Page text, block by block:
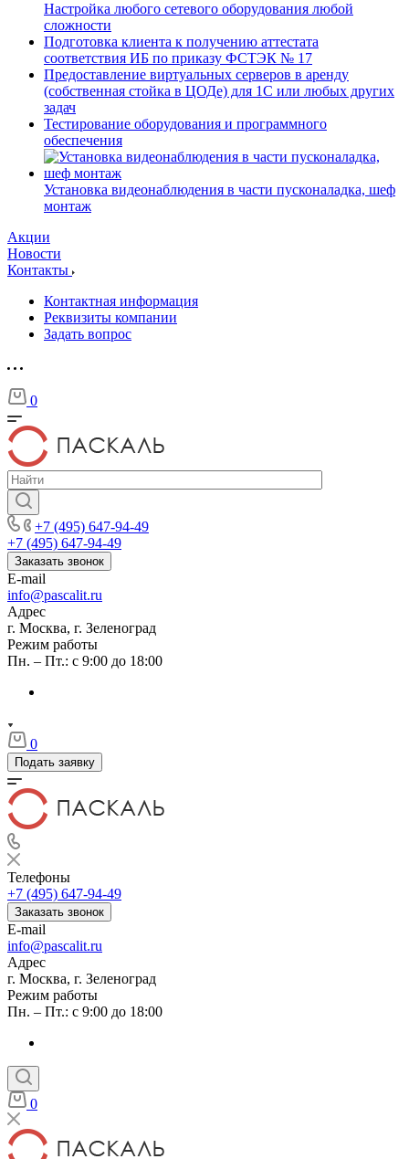
Настройка любого сетевого оборудования любой
сложности
Подготовка клиента к получению аттестата
соответствия ИБ по приказу ФСТЭК № 17
Предоставление виртуальных серверов в аренду
(собственная стойка в ЦОДе) для 1С или любых других
задач
Тестирование оборудования и программного
обеспечения
Установка видеонаблюдения в части пусконаладка, шеф
монтаж
Акции
Новости
Контакты
Контактная информация
Реквизиты компании
Задать вопрос
0
+7 (495) 647-94-49
+7 (495) 647-94-49
Заказать звонок
E-mail
info@pascalit.ru
Адрес
г. Москва, г. Зеленоград
Режим работы
Пн. – Пт.: с 9:00 до 18:00
0
Подать заявку
Телефоны
+7 (495) 647-94-49
Заказать звонок
E-mail
info@pascalit.ru
Адрес
г. Москва, г. Зеленоград
Режим работы
Пн. – Пт.: с 9:00 до 18:00
0